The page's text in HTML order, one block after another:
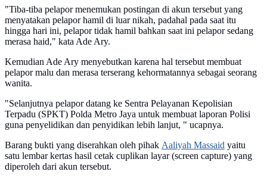
"Tiba-tiba pelapor menemukan postingan di akun tersebut yang
menyatakan pelapor hamil di luar nikah, padahal pada saat itu
hingga hari ini, pelapor tidak hamil bahkan saat ini pelapor sedang
merasa haid," kata Ade Ary.
Kemudian Ade Ary menyebutkan karena hal tersebut membuat
pelapor malu dan merasa terserang kehormatannya sebagai seorang
wanita.
"Selanjutnya pelapor datang ke Sentra Pelayanan Kepolisian
Terpadu​ (SPKT) Polda Metro Jaya untuk membuat laporan Polisi
guna penyelidikan dan penyidikan lebih lanjut, " ucapnya.
Barang bukti yang diserahkan oleh pihak Aaliyah Massaid yaitu
satu lembar kertas hasil cetak cuplikan layar (screen capture) yang
diperoleh dari akun tersebut.